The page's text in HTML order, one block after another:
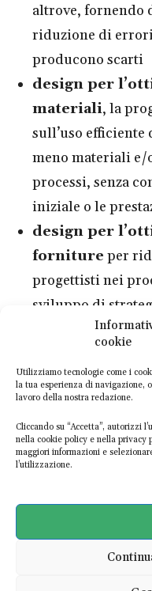
cookie
Utilizziamo tecnologie come i
la tua esperienza di navigazione,
lavoro della nostra redazione.
Cliccando su “Accetta”, autorizzi
nella cookie policy e nella privacy
maggiori informazioni e
l’utilizzazione.
altrove, fornendo
riduzione di
producono scarti
design per
materiali, la
sull’uso
meno materiali
processi, senza
iniziale o le
design per
forniture per
progettisti nei
sviluppo di
nella filiera e per
più appropriata
design per
considerare
assicurare che si
facile